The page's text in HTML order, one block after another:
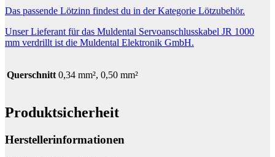
Das passende Lötzinn findest du in der Kategorie Lötzubehör.
Unser Lieferant für das Muldental Servoanschlusskabel JR 1000
mm verdrillt ist die Muldental Elektronik GmbH.
Querschnitt 0,34 mm², 0,50 mm²
Produktsicherheit
Herstellerinformationen